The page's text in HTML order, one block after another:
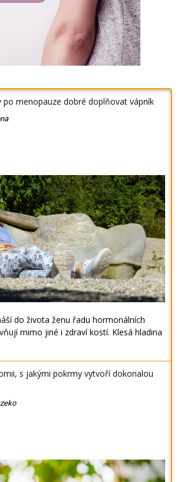
po menopauze dobré doplňovat vápník
do života ženu řadu hormonálních
mimo jiné i zdraví kostí. Klesá hladina
s jakými pokrmy vytvoří dokonalou